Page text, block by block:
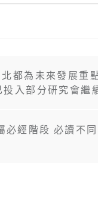
都為未來發展重
入部分研究會繼
必經階段 必讀不